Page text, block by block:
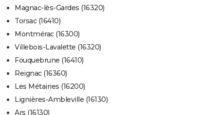
Magnac-lès-Gardes (16320)
Torsac (16410)
Montmérac (16300)
Villebois-Lavalette (16320)
Fouquebrune (16410)
Reignac (16360)
Les Métairies (16200)
Lignières-Ambleville (16130)
Ars (16130)